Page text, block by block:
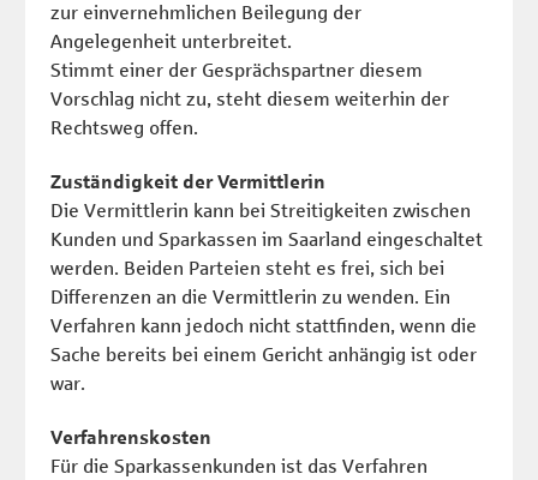
zur einvernehmlichen Beilegung der
Angelegenheit unterbreitet.
Stimmt einer der Gesprächspartner diesem
Vorschlag nicht zu, steht diesem weiterhin der
Rechtsweg offen.
Zuständigkeit derVermittlerin
Die Vermittlerin kann bei Streitigkeiten zwischen
Kunden und Sparkassen im Saarland eingeschaltet
werden. Beiden Parteien steht es frei, sich bei
Differenzen an die Vermittlerin zu wenden. Ein
Verfahren kann jedoch nicht stattfinden, wenn die
Sache bereits bei einem Gericht anhängig ist oder
war.
Verfahrenskosten
Für die Sparkassenkunden ist das Verfahren